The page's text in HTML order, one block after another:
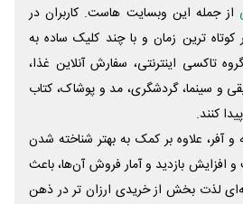
از جمله این وبسایت ‌هاست. کاربران در
کوتاه ترین زمان و با چند کلیک ساده به
تاکسی اینترنتی، سفارش آنلاین غذا،
و سینما، گردشگری، مد و پوشاک، کتاب
کنند.
و آفر، علاوه بر کمک به بهتر شناخته شدن
افزایش بازدید و آمار فروش آن‌ها، باعث
لذت بخش از خریدی ارزان تر در ذهن